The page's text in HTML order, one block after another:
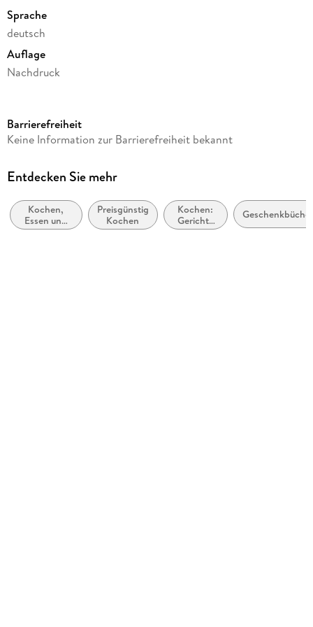
Sprache
deutsch
Auflage
Nachdruck
Reihe
Autor/Autorin
Verlag/Hersteller
Galiani, Verlag
Barrierefreiheit
Keine Information zur Barrierefreiheit bekannt
Entdecken Sie mehr
Kochen,
Essen und
Trinken,
Preisgünstig
Kochen
Kochen:
Gerichte
und Menüs
Geschenkbücher